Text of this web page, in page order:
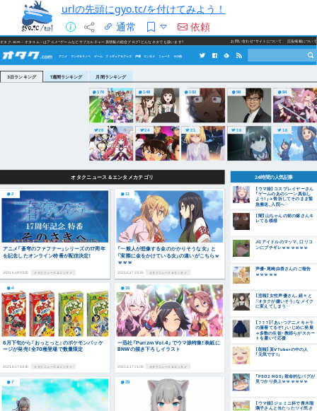
urlの先頭にgyo.tc/を付けてみよう！
通常
依頼